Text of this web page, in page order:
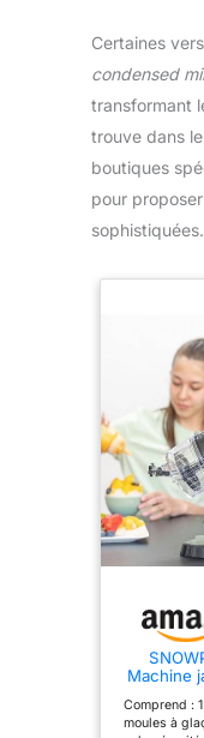
Certaines
condensed
transformant
trouve dans
boutiques
pour
sophistiquées.
Machine
premium
glace.
glace
Comprend :
moules à